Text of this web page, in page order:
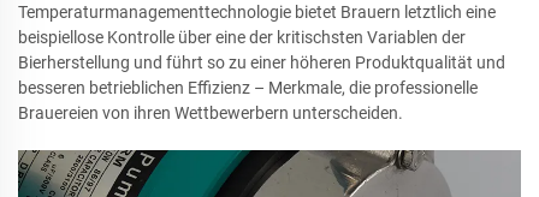
Temperaturmanagementtechnologie bietet Brauern letztlich eine
beispiellose Kontrolle über eine der kritischsten Variablen der
Bierherstellung und führt so zu einer höheren Produktqualität und
besseren betrieblichen Effizienz – Merkmale, die professionelle
Brauereien von ihren Wettbewerbern unterscheiden.